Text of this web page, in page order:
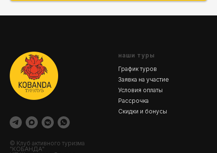
© Клуб активного туризма
"КОБАНДА"
наши туры
График туров
Заявка на участие
Условия оплаты
Рассрочка
Скидки и бонусы